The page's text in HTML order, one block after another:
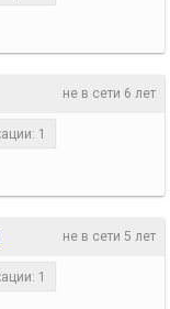
не в сети 6 лет
1
не в сети 5 лет
1